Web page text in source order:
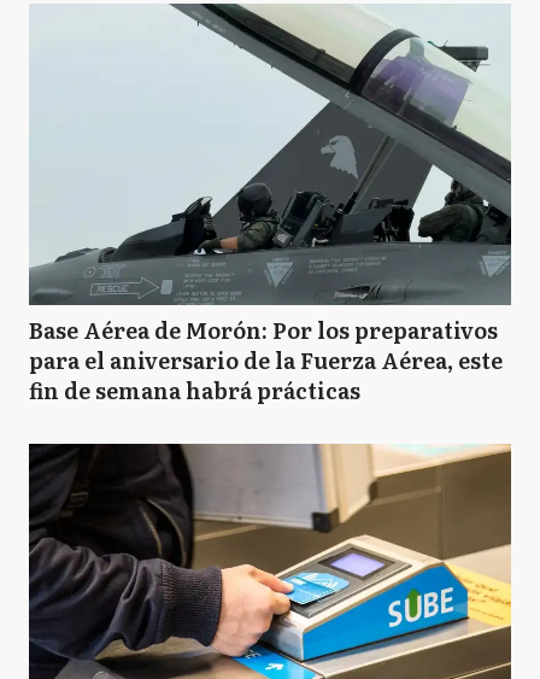
Base Aérea de Morón: Por los preparativos
para el aniversario de la Fuerza Aérea, este
fin de semana habrá prácticas